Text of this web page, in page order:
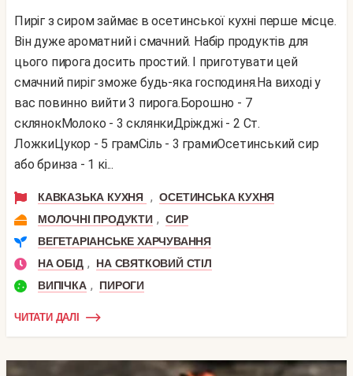
Пиріг з сиром займає в осетинської кухні перше місце.
Він дуже ароматний і смачний. Набір продуктів для
цього пирога досить простий. І приготувати цей
смачний пиріг зможе будь-яка господиня.На виході у
вас повинно вийти 3 пирога.Борошно - 7
склянокМолоко - 3 склянкиДріжджі - 2 Ст.
ЛожкиЦукор - 5 грамСіль - 3 грамиОсетинський сир
або бринза - 1 кі...
КАВКАЗЬКА КУХНЯ , ОСЕТИНСЬКА КУХНЯ
МОЛОЧНІ ПРОДУКТИ , СИР
ВЕГЕТАРІАНСЬКЕ ХАРЧУВАННЯ
НА ОБІД ,
НА СВЯТКОВИЙ СТІЛ
ВИПІЧКА , ПИРОГИ
ЧИТАТИ ДАЛІ